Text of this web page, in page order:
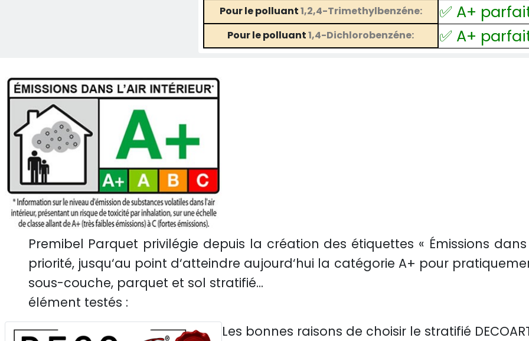
Pour le polluant1,2,4-Trimethylbenzéne: ✅ A+
Pour le polluant1,4-Dichlorobenzéne: ✅ A+
Premibel Parquet privilégie depuis la création des étiquettes « Émissions
priorité, jusqu‘au point d‘atteindre aujourd‘hui la catégorie A+ pour
sous-couche, parquet et sol stratifié...
élément testés :
Les bonnes raisons de choisir le stratifié